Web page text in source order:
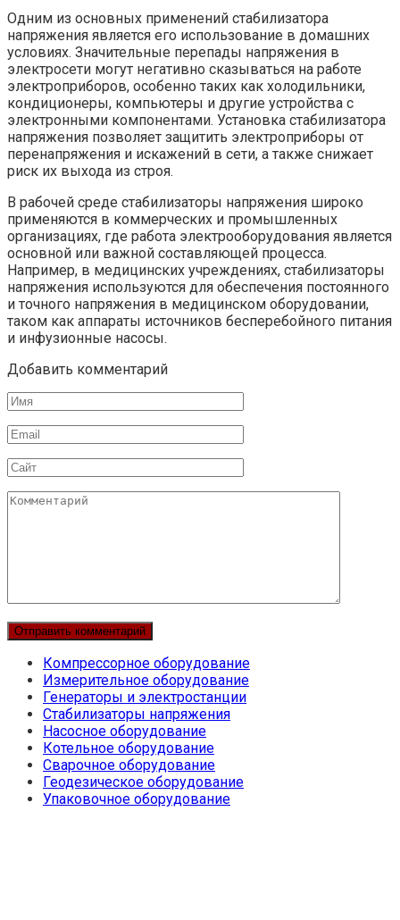
Одним из основных применений стабилизатора
напряжения является его использование в домашних
условиях. Значительные перепады напряжения в
электросети могут негативно сказываться на работе
электроприборов, особенно таких как холодильники,
кондиционеры, компьютеры и другие устройства с
электронными компонентами. Установка стабилизатора
напряжения позволяет защитить электроприборы от
перенапряжения и искажений в сети, а также снижает
риск их выхода из строя.
В рабочей среде стабилизаторы напряжения широко
применяются в коммерческих и промышленных
организациях, где работа электрооборудования является
основной или важной составляющей процесса.
Например, в медицинских учреждениях, стабилизаторы
напряжения используются для обеспечения постоянного
и точного напряжения в медицинском оборудовании,
таком как аппараты источников бесперебойного питания
и инфузионные насосы.
Добавить комментарий
Имя
Email
Сайт
Комментарий
Компрессорное оборудование
Измерительное оборудование
Генераторы и электростанции
Стабилизаторы напряжения
Насосное оборудование
Котельное оборудование
Сварочное оборудование
Геодезическое оборудование
Упаковочное оборудование